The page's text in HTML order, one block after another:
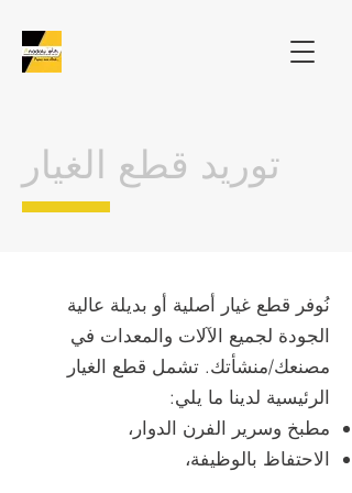
توريد قطع الغيار
نُوفر قطع غيار أصلية أو بديلة عالية
الجودة لجميع الآلات والمعدات في
مصنعك/منشأتك. تشمل قطع الغيار
الرئيسية لدينا ما يلي:
مطبخ وسرير الفرن الدوار،
الاحتفاظ بالوظيفة،